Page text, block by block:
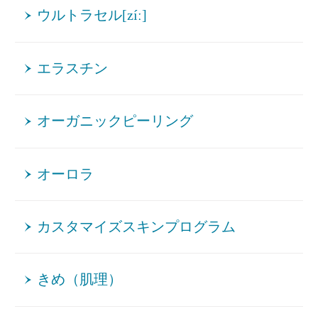
ウルトラセル[zíː]
エラスチン
オーガニックピーリング
オーロラ
カスタマイズスキンプログラム
きめ（肌理）